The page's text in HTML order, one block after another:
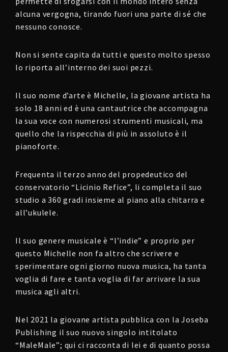
alcuna vergogna, tirando fuori una parte di sé che
nessuno conosce.
Non si sente capita da tutti e questo molto spesso
lo riporta all’interno dei suoi pezzi.
Il suo nome d’arte è Michelle, la giovane artista ha
solo 18 anni ed è una cantautrice che accompagna
la sua voce con numerosi strumenti musicali, ma
quello che la rispecchia di più in assoluto è il
pianoforte.
Frequenta il terzo anno del propedeutico del
conservatorio “Licinio Refice”, li completa il suo
studio a 360 gradi insieme al piano alla chitarra e
all’ukulele.
Il suo genere musicale è “l’indie” e proprio per
questo Michelle non fa altro che scrivere e
sperimentare ogni giorno nuova musica, ha tanta
voglia di fare e tanta voglia di far arrivare la sua
musica agli altri.
Nel 2021 la giovane artista pubblica con la Joseba
Publishing il suo nuovo singolo intitolato
“MaleMale”; qui ci racconta di lei e di quanto possa